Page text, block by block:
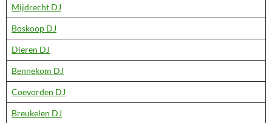
Mijdrecht DJ
Boskoop DJ
Dieren DJ
Bennekom DJ
Coevorden DJ
Breukelen DJ